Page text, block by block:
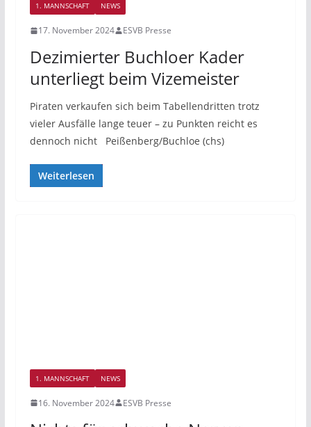
1. MANNSCHAFT NEWS
17. November 2024 ESVB Presse
Dezimierter Buchloer Kader
unterliegt beim Vizemeister
Piraten verkaufen sich beim Tabellendritten trotz
vieler Ausfälle lange teuer – zu Punkten reicht es
dennoch nicht Peißenberg/Buchloe (chs)
Weiterlesen
1. MANNSCHAFT NEWS
16. November 2024 ESVB Presse